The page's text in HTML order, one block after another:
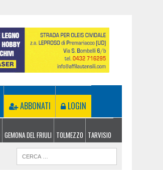
ABBONATI LOGIN
GEMONA DEL FRIULI TOLMEZZO TARVISIO